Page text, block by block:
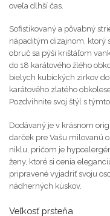
oveľa dlhší čas.
Sofistikovaný a pôvabný
nápaditým dizajnom, ktorý
obruč sa pýši krištáľom
do 18 karátového žlého
bielych kubických zirkov
karátového zlatého
Pozdvihnite svoj štýl s
Dodávaný je v krásnom
darček pre Vašu milovanú
niklu, pričom je
ženy, ktoré si cenia
pripravené vyjadriť svoju
nádherných kúskov.
Veľkosť prsteňa